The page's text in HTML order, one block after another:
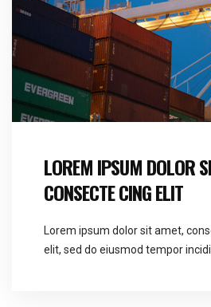
LOREM IPSUM DOLOR
CONSECTE CING ELIT
Lorem ipsum dolor sit amet,
elit, sed do eiusmod tempor